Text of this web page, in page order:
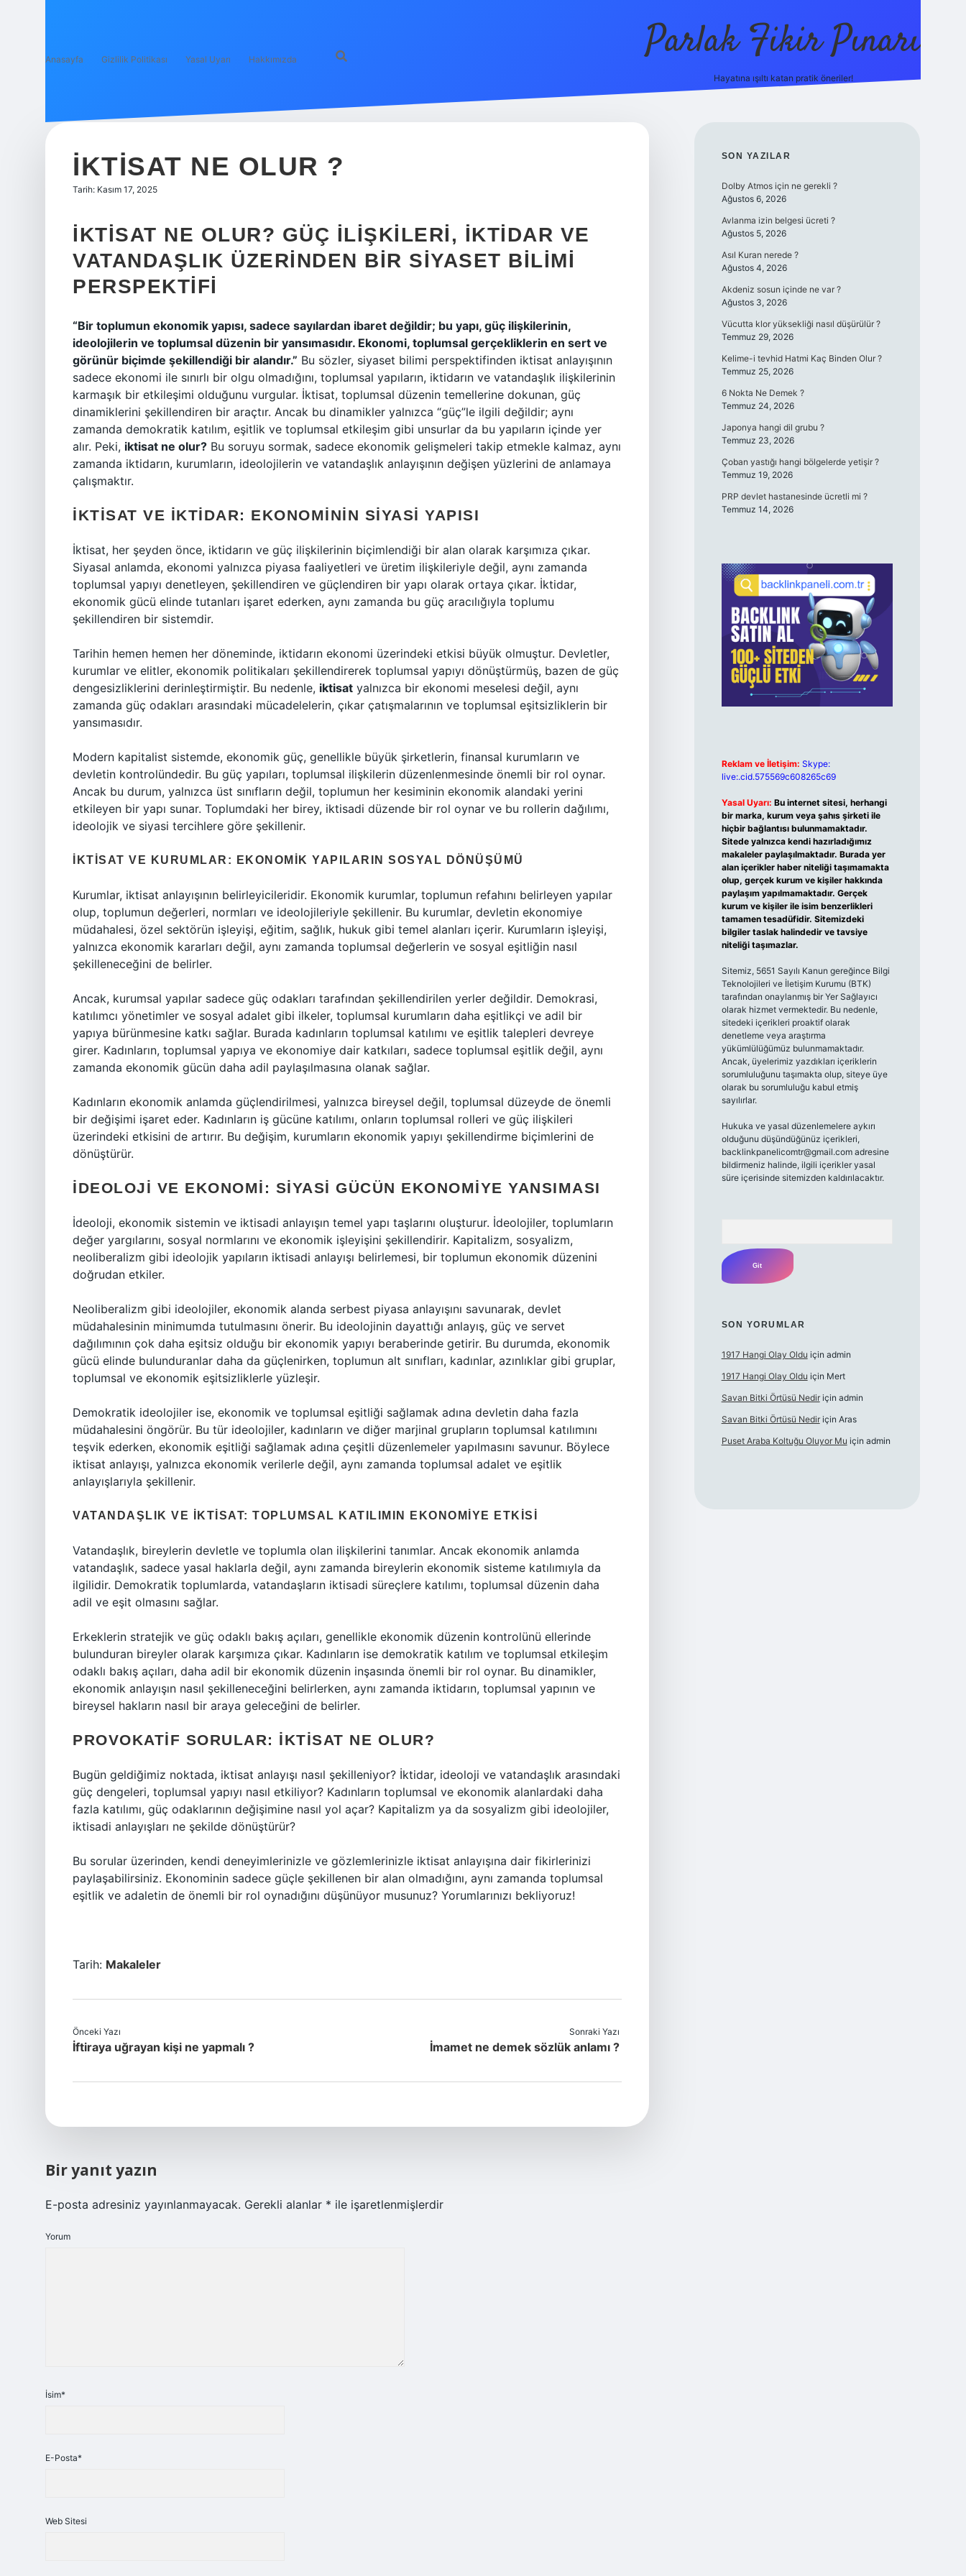
Anasayfa Gizlilik Politikası Yasal Uyarı Hakkımızda Parlak Fikir Pınarı
Hayatına ışıltı katan pratik öneriler!
İKTISAT NE OLUR ?
Tarih: Kasım 17, 2025
İKTISAT NE OLUR? GÜÇ İLIŞKILERI, İKTIDAR VE
VATANDAŞLIK ÜZERINDEN BIR SIYASET BILIMI
PERSPEKTIFI
“Bir toplumun ekonomik yapısı, sadece sayılardan ibaret değildir; bu yapı, güç ilişkilerinin,
ideolojilerin ve toplumsal düzenin bir yansımasıdır. Ekonomi, toplumsal gerçekliklerin en sert ve
görünür biçimde şekillendiği bir alandır.” Bu sözler, siyaset bilimi perspektifinden iktisat anlayışının
sadece ekonomi ile sınırlı bir olgu olmadığını, toplumsal yapıların, iktidarın ve vatandaşlık ilişkilerinin
karmaşık bir etkileşimi olduğunu vurgular. İktisat, toplumsal düzenin temellerine dokunan, güç
dinamiklerini şekillendiren bir araçtır. Ancak bu dinamikler yalnızca “güç”le ilgili değildir; aynı
zamanda demokratik katılım, eşitlik ve toplumsal etkileşim gibi unsurlar da bu yapıların içinde yer
alır. Peki, iktisat ne olur? Bu soruyu sormak, sadece ekonomik gelişmeleri takip etmekle kalmaz, aynı
zamanda iktidarın, kurumların, ideolojilerin ve vatandaşlık anlayışının değişen yüzlerini de anlamaya
çalışmaktır.
İKTISAT VE İKTIDAR: EKONOMININ SIYASI YAPISI
İktisat, her şeyden önce, iktidarın ve güç ilişkilerinin biçimlendiği bir alan olarak karşımıza çıkar.
Siyasal anlamda, ekonomi yalnızca piyasa faaliyetleri ve üretim ilişkileriyle değil, aynı zamanda
toplumsal yapıyı denetleyen, şekillendiren ve güçlendiren bir yapı olarak ortaya çıkar. İktidar,
ekonomik gücü elinde tutanları işaret ederken, aynı zamanda bu güç aracılığıyla toplumu
şekillendiren bir sistemdir.
Tarihin hemen hemen her döneminde, iktidarın ekonomi üzerindeki etkisi büyük olmuştur. Devletler,
kurumlar ve elitler, ekonomik politikaları şekillendirerek toplumsal yapıyı dönüştürmüş, bazen de güç
dengesizliklerini derinleştirmiştir. Bu nedenle, iktisat yalnızca bir ekonomi meselesi değil, aynı
zamanda güç odakları arasındaki mücadelelerin, çıkar çatışmalarının ve toplumsal eşitsizliklerin bir
yansımasıdır.
Modern kapitalist sistemde, ekonomik güç, genellikle büyük şirketlerin, finansal kurumların ve
devletin kontrolündedir. Bu güç yapıları, toplumsal ilişkilerin düzenlenmesinde önemli bir rol oynar.
Ancak bu durum, yalnızca üst sınıfların değil, toplumun her kesiminin ekonomik alandaki yerini
etkileyen bir yapı sunar. Toplumdaki her birey, iktisadi düzende bir rol oynar ve bu rollerin dağılımı,
ideolojik ve siyasi tercihlere göre şekillenir.
İKTISAT VE KURUMLAR: EKONOMIK YAPILARIN SOSYAL DÖNÜŞÜMÜ
Kurumlar, iktisat anlayışının belirleyicileridir. Ekonomik kurumlar, toplumun refahını belirleyen yapılar
olup, toplumun değerleri, normları ve ideolojileriyle şekillenir. Bu kurumlar, devletin ekonomiye
müdahalesi, özel sektörün işleyişi, eğitim, sağlık, hukuk gibi temel alanları içerir. Kurumların işleyişi,
yalnızca ekonomik kararları değil, aynı zamanda toplumsal değerlerin ve sosyal eşitliğin nasıl
şekilleneceğini de belirler.
Ancak, kurumsal yapılar sadece güç odakları tarafından şekillendirilen yerler değildir. Demokrasi,
katılımcı yönetimler ve sosyal adalet gibi ilkeler, toplumsal kurumların daha eşitlikçi ve adil bir
yapıya bürünmesine katkı sağlar. Burada kadınların toplumsal katılımı ve eşitlik talepleri devreye
girer. Kadınların, toplumsal yapıya ve ekonomiye dair katkıları, sadece toplumsal eşitlik değil, aynı
zamanda ekonomik gücün daha adil paylaşılmasına olanak sağlar.
Kadınların ekonomik anlamda güçlendirilmesi, yalnızca bireysel değil, toplumsal düzeyde de önemli
bir değişimi işaret eder. Kadınların iş gücüne katılımı, onların toplumsal rolleri ve güç ilişkileri
üzerindeki etkisini de artırır. Bu değişim, kurumların ekonomik yapıyı şekillendirme biçimlerini de
dönüştürür.
İDEOLOJI VE EKONOMI: SIYASI GÜCÜN EKONOMIYE YANSIMASI
İdeoloji, ekonomik sistemin ve iktisadi anlayışın temel yapı taşlarını oluşturur. İdeolojiler, toplumların
değer yargılarını, sosyal normlarını ve ekonomik işleyişini şekillendirir. Kapitalizm, sosyalizm,
neoliberalizm gibi ideolojik yapıların iktisadi anlayışı belirlemesi, bir toplumun ekonomik düzenini
doğrudan etkiler.
Neoliberalizm gibi ideolojiler, ekonomik alanda serbest piyasa anlayışını savunarak, devlet
müdahalesinin minimumda tutulmasını önerir. Bu ideolojinin dayattığı anlayış, güç ve servet
dağılımının çok daha eşitsiz olduğu bir ekonomik yapıyı beraberinde getirir. Bu durumda, ekonomik
gücü elinde bulunduranlar daha da güçlenirken, toplumun alt sınıfları, kadınlar, azınlıklar gibi gruplar,
toplumsal ve ekonomik eşitsizliklerle yüzleşir.
Demokratik ideolojiler ise, ekonomik ve toplumsal eşitliği sağlamak adına devletin daha fazla
müdahalesini öngörür. Bu tür ideolojiler, kadınların ve diğer marjinal grupların toplumsal katılımını
teşvik ederken, ekonomik eşitliği sağlamak adına çeşitli düzenlemeler yapılmasını savunur. Böylece
iktisat anlayışı, yalnızca ekonomik verilerle değil, aynı zamanda toplumsal adalet ve eşitlik
anlayışlarıyla şekillenir.
VATANDAŞLIK VE İKTISAT: TOPLUMSAL KATILIMIN EKONOMIYE ETKISI
Vatandaşlık, bireylerin devletle ve toplumla olan ilişkilerini tanımlar. Ancak ekonomik anlamda
vatandaşlık, sadece yasal haklarla değil, aynı zamanda bireylerin ekonomik sisteme katılımıyla da
ilgilidir. Demokratik toplumlarda, vatandaşların iktisadi süreçlere katılımı, toplumsal düzenin daha
adil ve eşit olmasını sağlar.
Erkeklerin stratejik ve güç odaklı bakış açıları, genellikle ekonomik düzenin kontrolünü ellerinde
bulunduran bireyler olarak karşımıza çıkar. Kadınların ise demokratik katılım ve toplumsal etkileşim
odaklı bakış açıları, daha adil bir ekonomik düzenin inşasında önemli bir rol oynar. Bu dinamikler,
ekonomik anlayışın nasıl şekilleneceğini belirlerken, aynı zamanda iktidarın, toplumsal yapının ve
bireysel hakların nasıl bir araya geleceğini de belirler.
PROVOKATIF SORULAR: İKTISAT NE OLUR?
Bugün geldiğimiz noktada, iktisat anlayışı nasıl şekilleniyor? İktidar, ideoloji ve vatandaşlık arasındaki
güç dengeleri, toplumsal yapıyı nasıl etkiliyor? Kadınların toplumsal ve ekonomik alanlardaki daha
fazla katılımı, güç odaklarının değişimine nasıl yol açar? Kapitalizm ya da sosyalizm gibi ideolojiler,
iktisadi anlayışları ne şekilde dönüştürür?
Bu sorular üzerinden, kendi deneyimlerinizle ve gözlemlerinizle iktisat anlayışına dair fikirlerinizi
paylaşabilirsiniz. Ekonominin sadece güçle şekillenen bir alan olmadığını, aynı zamanda toplumsal
eşitlik ve adaletin de önemli bir rol oynadığını düşünüyor musunuz? Yorumlarınızı bekliyoruz!
Tarih: Makaleler
Önceki Yazı
İftiraya uğrayan kişi ne yapmalı ?
Sonraki Yazı
İmamet ne demek sözlük anlamı ?
Bir yanıt yazın
E-posta adresiniz yayınlanmayacak. Gerekli alanlar * ile işaretlenmişlerdir
Yorum
İsim*
E-Posta*
Web Sitesi
SIDEBAR
SON YAZILAR
Dolby Atmos için ne gerekli ?
Ağustos 6, 2026
Avlanma izin belgesi ücreti ?
Ağustos 5, 2026
Asıl Kuran nerede ?
Ağustos 4, 2026
Akdeniz sosun içinde ne var ?
Ağustos 3, 2026
Vücutta klor yüksekliği nasıl düşürülür ?
Temmuz 29, 2026
Kelime-i tevhid Hatmi Kaç Binden Olur ?
Temmuz 25, 2026
6 Nokta Ne Demek ?
Temmuz 24, 2026
Japonya hangi dil grubu ?
Temmuz 23, 2026
Çoban yastığı hangi bölgelerde yetişir ?
Temmuz 19, 2026
PRP devlet hastanesinde ücretli mi ?
Temmuz 14, 2026
Reklam ve İletişim: Skype:
live:.cid.575569c608265c69
Yasal Uyarı: Bu internet sitesi, herhangi
bir marka, kurum veya şahıs şirketi ile
hiçbir bağlantısı bulunmamaktadır.
Sitede yalnızca kendi hazırladığımız
makaleler paylaşılmaktadır. Burada yer
alan içerikler haber niteliği taşımamakta
olup, gerçek kurum ve kişiler hakkında
paylaşım yapılmamaktadır. Gerçek
kurum ve kişiler ile isim benzerlikleri
tamamen tesadüfidir. Sitemizdeki
bilgiler taslak halindedir ve tavsiye
niteliği taşımazlar.
Sitemiz, 5651 Sayılı Kanun gereğince Bilgi
Teknolojileri ve İletişim Kurumu (BTK)
tarafından onaylanmış bir Yer Sağlayıcı
olarak hizmet vermektedir. Bu nedenle,
sitedeki içerikleri proaktif olarak
denetleme veya araştırma
yükümlülüğümüz bulunmamaktadır.
Ancak, üyelerimiz yazdıkları içeriklerin
sorumluluğunu taşımakta olup, siteye üye
olarak bu sorumluluğu kabul etmiş
sayılırlar.
Hukuka ve yasal düzenlemelere aykırı
olduğunu düşündüğünüz içerikleri,
backlinkpanelicomtr@gmail.comadresine
bildirmeniz halinde, ilgili içerikler yasal
süre içerisinde sitemizden kaldırılacaktır.
SON YORUMLAR
1917 Hangi Olay Oldu için admin
1917 Hangi Olay Oldu için Mert
Savan Bitki Örtüsü Nediriçin admin
Savan Bitki Örtüsü Nediriçin Aras
Puset Araba Koltuğu Oluyor Mu için admin